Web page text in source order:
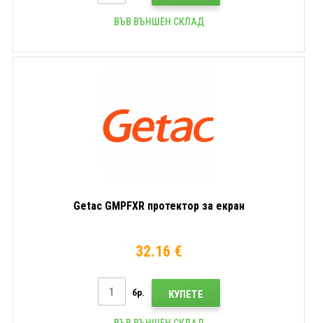
ВЪВ ВЪНШЕН СКЛАД
Getac GMPFXR протектор за екран
32.16 €
бр. КУПЕТЕ